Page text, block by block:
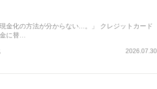
金化の方法が分からない...。」 クレジットカード
に替…
2026.07.30